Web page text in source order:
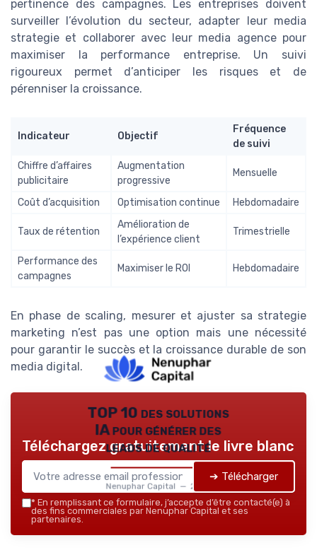
pertinence des campagnes. Les entreprises doivent
surveiller l’évolution du secteur, adapter leur media
strategie et collaborer avec leur media agence pour
maximiser la performance entreprise. Un suivi
rigoureux permet d’anticiper les risques et de
pérenniser la croissance.
Indicateur Objectif
Fréquence
de suivi
Chiffre d’affaires
publicitaire
Augmentation
progressive
Mensuelle
Coût d’acquisition Optimisation continue Hebdomadaire
Taux de rétention
Amélioration de
l’expérience client
Trimestrielle
Performance des
campagnes
Maximiser le ROI Hebdomadaire
En phase de scaling, mesurer et ajuster sa strategie
marketing n’est pas une option mais une nécessité
pour garantir le succès et la croissance durable de son
media digital.
TOP 10 des solutions
IA pour générer des
leads de qualité
Nenuphar Capital — 2026
Téléchargez gratuitement le livre blanc
➔ Télécharger
* En remplissant ce formulaire, j’accepte d’être contacté(e) à
des fins commerciales par Nenuphar Capital et ses
partenaires.